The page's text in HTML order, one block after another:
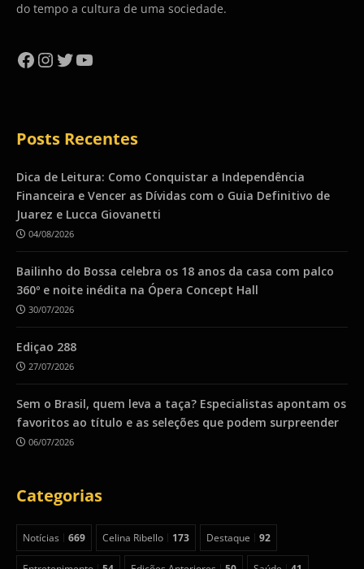
do tempo a cultura de uma sociedade.
Facebook
Instagram
Twitter
YouTube
Posts Recentes
Dica de Leitura: Como Conquistar a Independência
Financeira e Vencer as Dívidas com o Guia Definitivo de
Juarez e Lucca Giovanetti
04/08/2026
Bailinho do Bossa celebra os 18 anos da casa com palco
360º e noite inédita na Ópera Concept Hall
30/07/2026
Ediçao 288
27/07/2026
Sem o Brasil, quem leva a taça? Especialistas apontam os
favoritos ao título e as seleções que podem surpreender
06/07/2026
Categorias
Notícias 669 Celina Ribello 173 Destaque 92